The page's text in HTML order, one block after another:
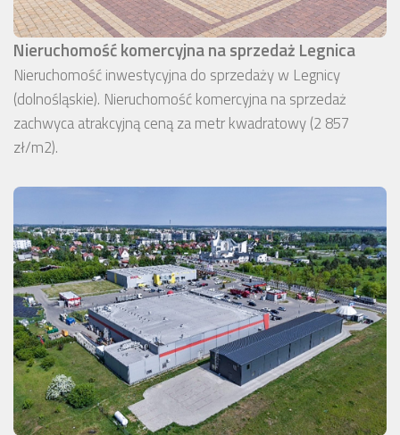
Nieruchomość komercyjna na sprzedaż Legnica
Nieruchomość inwestycyjna do sprzedaży w Legnicy
(dolnośląskie). Nieruchomość komercyjna na sprzedaż
zachwyca atrakcyjną ceną za metr kwadratowy (2 857
zł/m2).